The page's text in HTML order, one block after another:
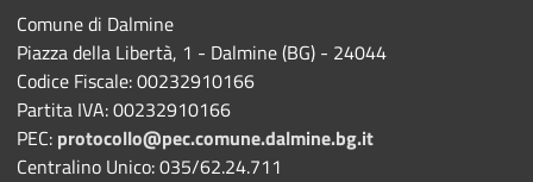
Comune di Dalmine
Piazza della Libertà, 1 - Dalmine (BG) - 24044
Codice Fiscale: 00232910166
Partita IVA: 00232910166
PEC: protocollo@pec.comune.dalmine.bg.it
Centralino Unico: 035/62.24.711